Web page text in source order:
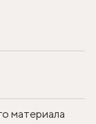
материала